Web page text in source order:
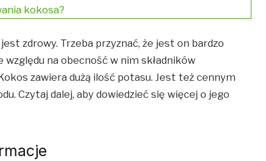
kokosa?
zdrowy. Trzeba przyznać, że jest on bardzo
na obecność w nim składników
zawiera dużą ilość potasu. Jest też cennym
Czytaj dalej, aby dowiedzieć się więcej o jego